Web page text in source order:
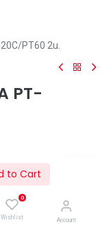
to Cart
0
Wishlist Account
PT60 2u.
PT-